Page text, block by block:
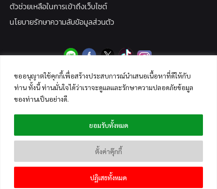
ขออนุญาตใช้คุกกี้เพื่อสร้างประสบการณ์นำเสนอเนื้อหาที่ดีให้กับ
ท่าน ทั้งนี้ ท่านมั่นใจได้ว่าเราจะดูแลและรักษาความปลอดภัยข้อมูล
ของท่านเป็นอย่างดี.
ตั้งค่าคุ๊กกี้
ปฏิเสธทั้งหมด
ยอมรับทั้งหมด
ตัวช่วยเหลือในการเข้าถึงเว็บไซต์
นโยบายรักษาความลับข้อมูลส่วนตัว
Copyright © 2026 ANTI-FAKE NEWS CENTER THAILAND